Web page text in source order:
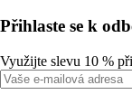
Přihlaste se k
Využijte slevu 10 %